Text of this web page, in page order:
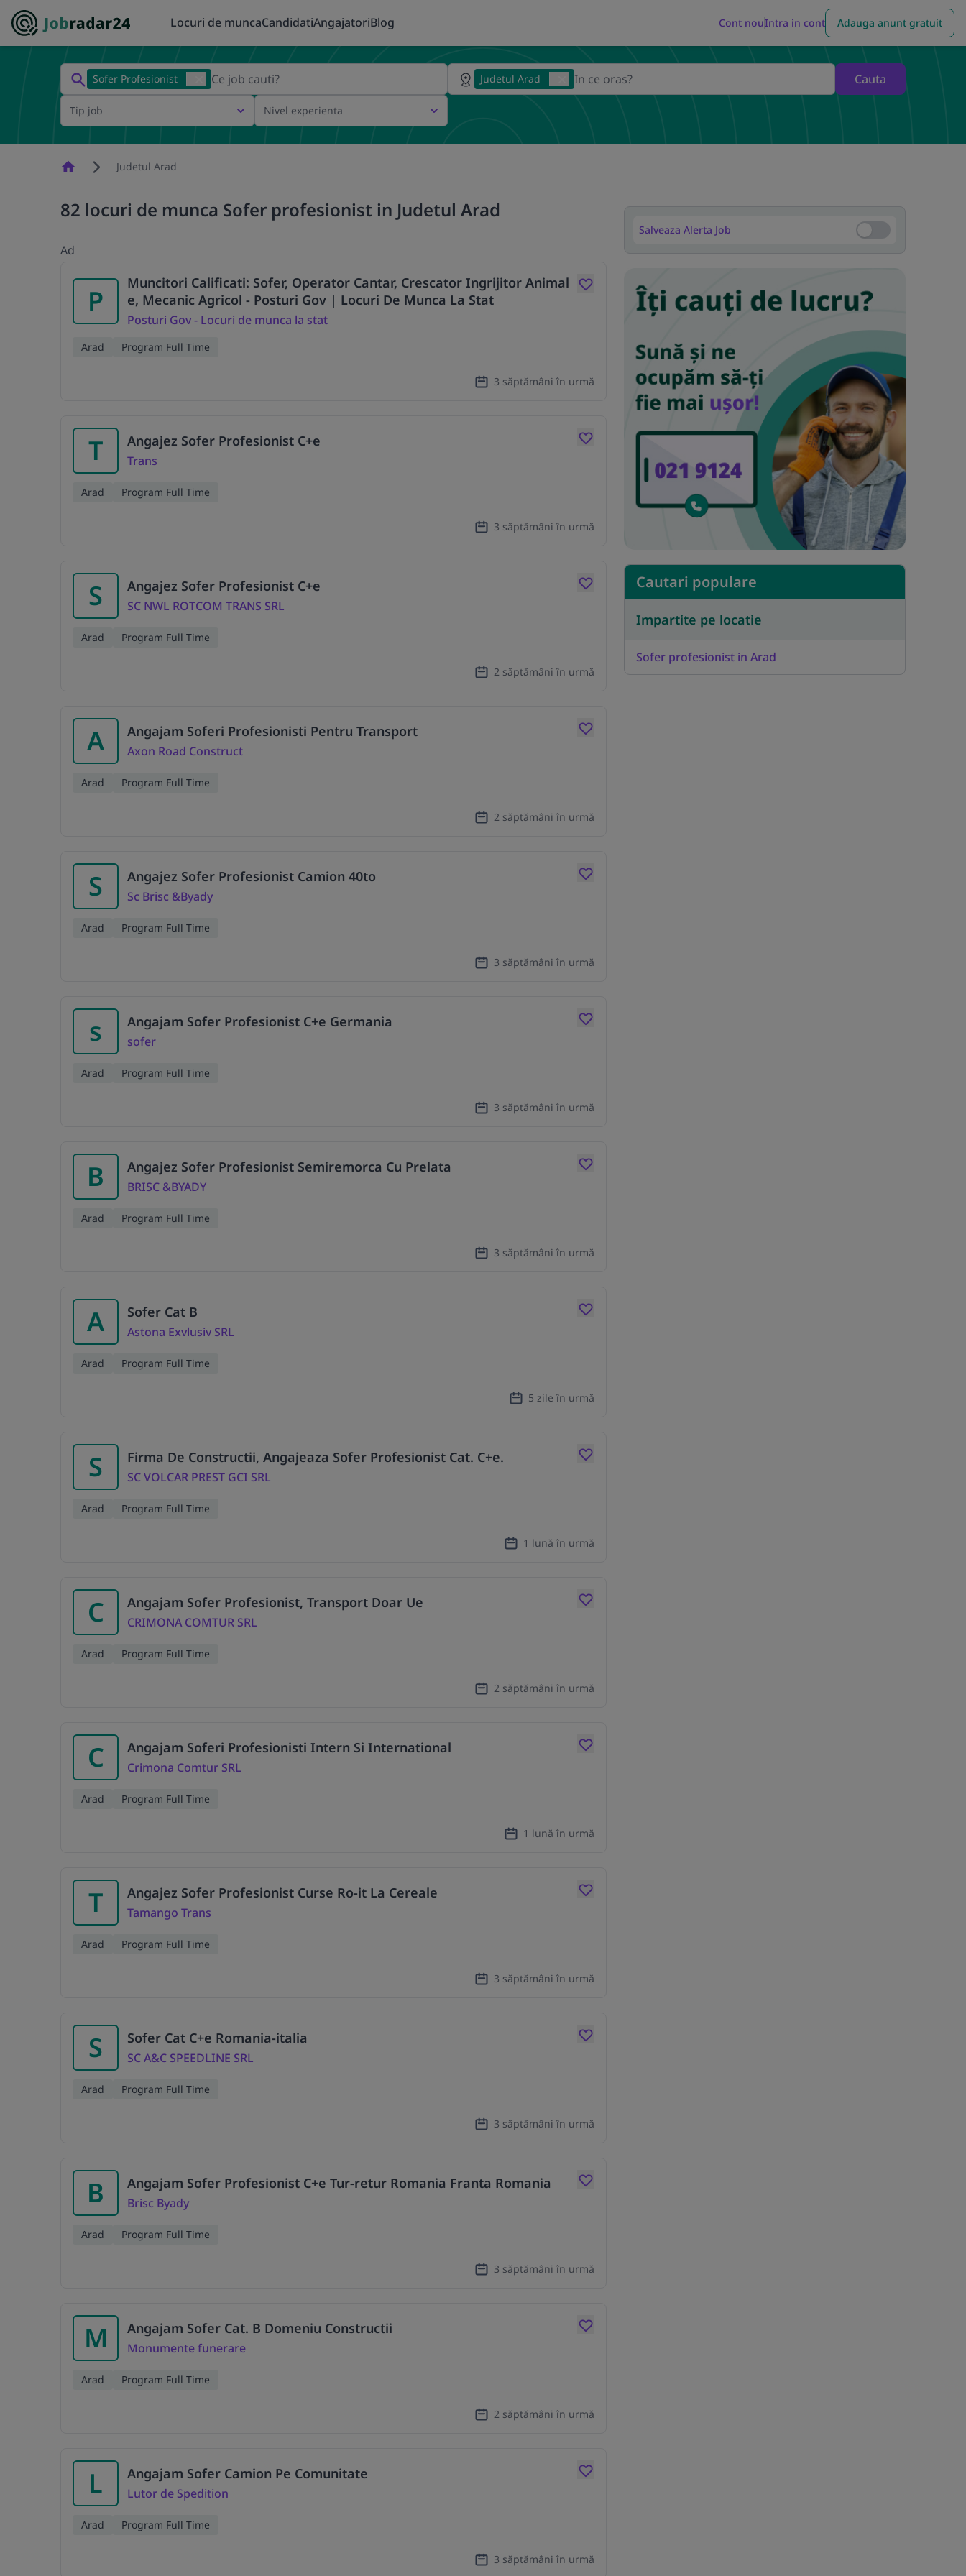
Locuri de muncaCandidatiAngajatoriBlog Cont nouIntra in cont Adauga anunt gratuit
Sofer Profesionist Judetul Arad Cauta
Tip job Nivel experienta
HomepageJudetul Arad
82 locuri de munca Sofer profesionist in Judetul Arad
Ad
P
Muncitori Calificati: Sofer, Operator Cantar, Crescator Ingrijitor Animal
e, Mecanic Agricol - Posturi Gov | Locuri De Munca La Stat
Posturi Gov - Locuri de munca la stat
Arad Program Full Time
3 săptămâni în urmă
T Angajez Sofer Profesionist C+e
Trans
Arad Program Full Time
3 săptămâni în urmă
S Angajez Sofer Profesionist C+e
SC NWL ROTCOM TRANS SRL
Arad Program Full Time
2 săptămâni în urmă
A Angajam Soferi Profesionisti Pentru Transport
Axon Road Construct
Arad Program Full Time
2 săptămâni în urmă
S Angajez Sofer Profesionist Camion 40to
Sc Brisc &Byady
Arad Program Full Time
3 săptămâni în urmă
s Angajam Sofer Profesionist C+e Germania
sofer
Arad Program Full Time
3 săptămâni în urmă
B Angajez Sofer Profesionist Semiremorca Cu Prelata
BRISC &BYADY
Arad Program Full Time
3 săptămâni în urmă
A Sofer Cat B
Astona Exvlusiv SRL
Arad Program Full Time
5 zile în urmă
S Firma De Constructii, Angajeaza Sofer Profesionist Cat. C+e.
SC VOLCAR PREST GCI SRL
Arad Program Full Time
1 lună în urmă
C Angajam Sofer Profesionist, Transport Doar Ue
CRIMONA COMTUR SRL
Arad Program Full Time
2 săptămâni în urmă
C Angajam Soferi Profesionisti Intern Si International
Crimona Comtur SRL
Arad Program Full Time
1 lună în urmă
T Angajez Sofer Profesionist Curse Ro-it La Cereale
Tamango Trans
Arad Program Full Time
3 săptămâni în urmă
S Sofer Cat C+e Romania-italia
SC A&C SPEEDLINE SRL
Arad Program Full Time
3 săptămâni în urmă
B Angajam Sofer Profesionist C+e Tur-retur Romania Franta Romania
Brisc Byady
Arad Program Full Time
3 săptămâni în urmă
M Angajam Sofer Cat. B Domeniu Constructii
Monumente funerare
Arad Program Full Time
2 săptămâni în urmă
L Angajam Sofer Camion Pe Comunitate
Lutor de Spedition
Arad Program Full Time
3 săptămâni în urmă
Salveaza Alerta Job Salveaza Alerta Job
Cautari populare
Impartite pe locatie
Sofer profesionist in Arad